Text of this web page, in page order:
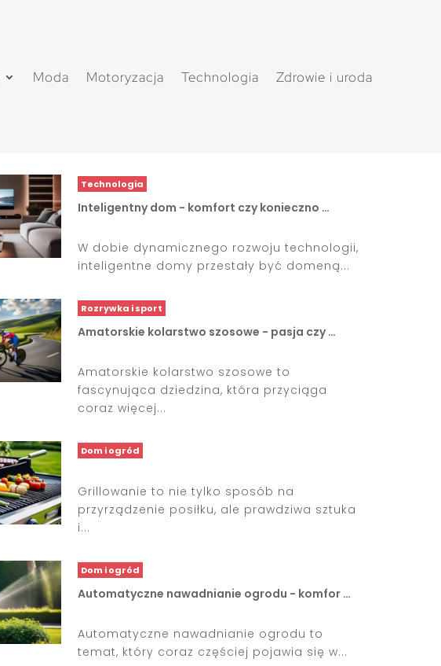
Moda Motoryzacja Technologia Zdrowie i uroda
Technologia
Inteligentny dom - komfort czy konieczno …
W dobie dynamicznego rozwoju technologii,
inteligentne domy przestały być domeną...
Rozrywka i sport
Amatorskie kolarstwo szosowe - pasja czy …
Amatorskie kolarstwo szosowe to
fascynująca dziedzina, która przyciąga
coraz więcej...
Dom i ogród
Grillowanie to nie tylko sposób na
przyrządzenie posiłku, ale prawdziwa sztuka
i...
Dom i ogród
Automatyczne nawadnianie ogrodu - komfor …
Automatyczne nawadnianie ogrodu to
temat, który coraz częściej pojawia się w...